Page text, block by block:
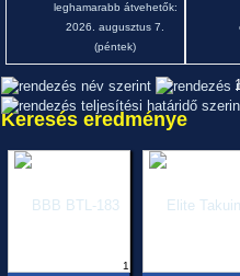
leghamarabb átvehetők:
2026. augusztus 7.
(péntek)
Keresés eredménye
1